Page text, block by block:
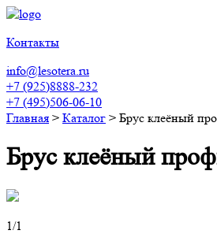
Контакты
info@lesotera.ru
+7 (925)8888-232
+7 (495)506-06-10
Главная > Каталог > Брус клеёный
Брус клеёный
1/1